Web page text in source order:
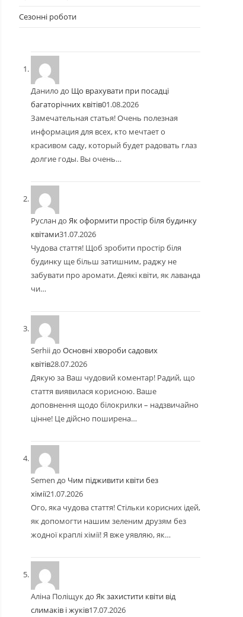
Сезонні роботи
Данило до Що врахувати при посадці
багаторічних квітів01.08.2026
Замечательная статья! Очень полезная
информация для всех, кто мечтает о
красивом саду, который будет радовать глаз
долгие годы. Вы очень…
Руслан до Як оформити простір біля будинку
квітами31.07.2026
Чудова стаття! Щоб зробити простір біля
будинку ще більш затишним, раджу не
забувати про аромати. Деякі квіти, як лаванда
чи…
Serhiiдо Основні хвороби садових
квітів28.07.2026
Дякую за Ваш чудовий коментар! Радий, що
стаття виявилася корисною. Ваше
доповнення щодо білокрилки – надзвичайно
цінне! Це дійсно поширена…
Semen до Чим підживити квіти без
хімії21.07.2026
Ого, яка чудова стаття! Стільки корисних ідей,
як допомогти нашим зеленим друзям без
жодної краплі хімії! Я вже уявляю, як…
Аліна Поліщукдо Як захистити квіти від
слимаків і жуків17.07.2026